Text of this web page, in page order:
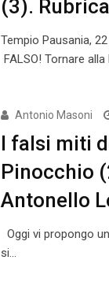
(3).
Tempio Pausania,
FALSO! Tornare
Antonio Masoni
I falsi miti
Pinocchio
Antonello
Oggi vi propongo
si…